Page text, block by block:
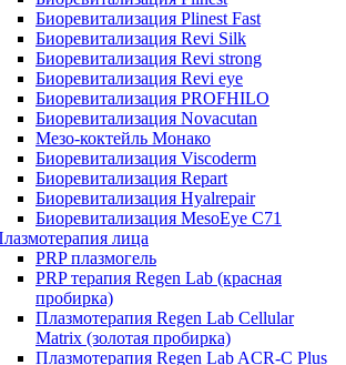
Биоревитализация Plinest Fast
Биоревитализация Revi Silk
Биоревитализация Revi strong
Биоревитализация Revi eye
Биоревитализация PROFHILO
Биоревитализация Novacutan
Мезо-коктейль Монако
Биоревитализация Viscoderm
Биоревитализация Repart
Биоревитализация Hyalrepair
Биоревитализация MesoEye C71
лица
PRP плазмогель
PRP терапия Regen Lab (красная
пробирка)
Плазмотерапия Regen Lab Cellular
Matrix (золотая пробирка)
Плазмотерапия Regen Lab ACR-C Plus